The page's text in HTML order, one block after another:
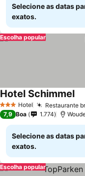
Selecione as datas
exatos.
Escolha popular
3 EstrelasHotel Restaurante
Hotel Schimmel
7,9 Boa 1.774
Selecione as datas
exatos.
Escolha popular